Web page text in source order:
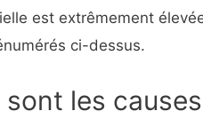
est extrêmement
ci-dessus.
sont les